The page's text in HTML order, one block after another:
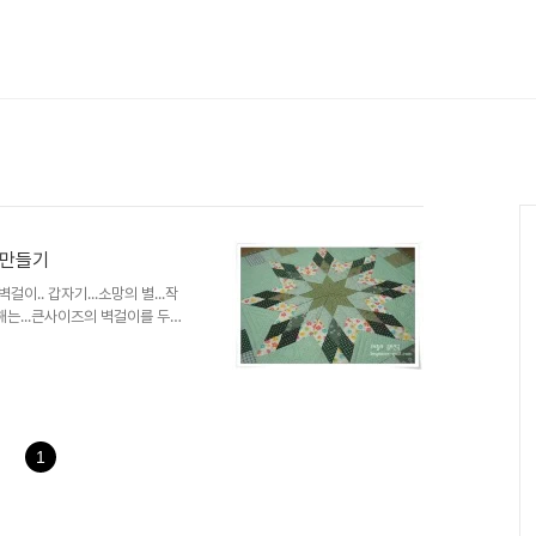
들기
걸이.. 갑자기...소망의 별...작
는...큰사이즈의 벽걸이를 두
작품 하나... 올 한해...말! 한대
1